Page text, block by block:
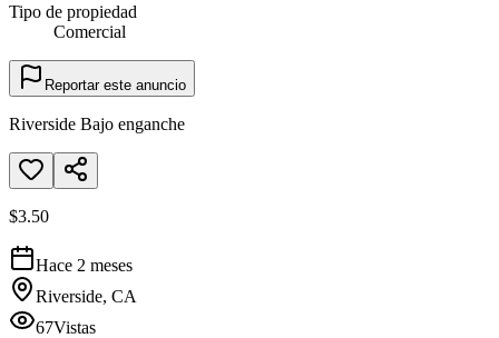
Tipo de propiedad
Comercial
Reportar este anuncio
Riverside Bajo enganche
$3.50
Hace 2 meses
Riverside, CA
67Vistas